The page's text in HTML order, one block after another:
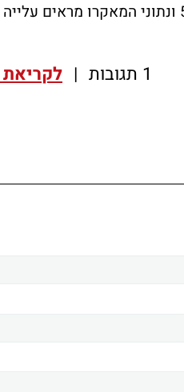
מפגינה חוזק כאשר הבורסה משלימה עלייה שנתית של 50% ונתוני
1 תגובות | לקריאת